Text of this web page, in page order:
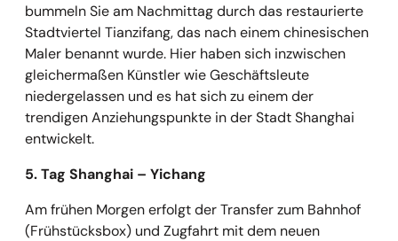
bummeln Sie am Nachmittag durch das restaurierte
Stadtviertel Tianzifang, das nach einem chinesischen
Maler benannt wurde. Hier haben sich inzwischen
gleichermaßen Künstler wie Geschäftsleute
niedergelassen und es hat sich zu einem der
trendigen Anziehungspunkte in der Stadt Shanghai
entwickelt.
5. Tag Shanghai – Yichang
Am frühen Morgen erfolgt der Transfer zum Bahnhof
(Frühstücksbox) und Zugfahrt mit dem neuen